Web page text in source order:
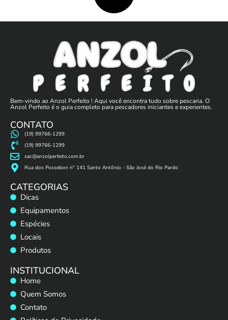
Bem-vindo ao Anzol Perfeito ! Aqui você encontra tudo sobre pescaria. O
Anzol Perfeito é o guia completo para pescadores iniciantes e experientes.
CONTATO
(19) 99766-1299
(19) 99766-1299
sac@anzolperfeito.com.br
Rua dos Possebon n° 141 Santo Antônio - São José do Rio Pardo
CATEGORIAS
Dicas
Equipamentos
Espécies
Locais
Produtos
INSTITUCIONAL
Home
Quem Somos
Contato